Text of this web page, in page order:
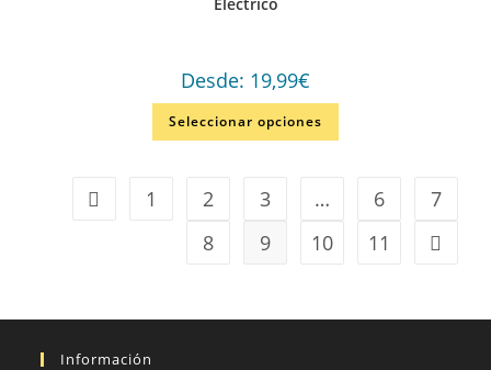
Eléctrico
Desde: 19,99€
Seleccionar opciones
1 2 3 … 6
7
8
9 10 11
Información